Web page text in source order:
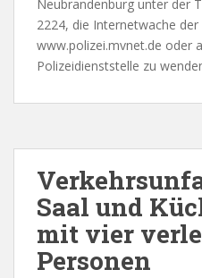
Neubrandenburg unter der
2224, die Internetwache
www.polizei.mvnet.de oder
Polizeidienststelle zu
Saal und
mit vier
Personen